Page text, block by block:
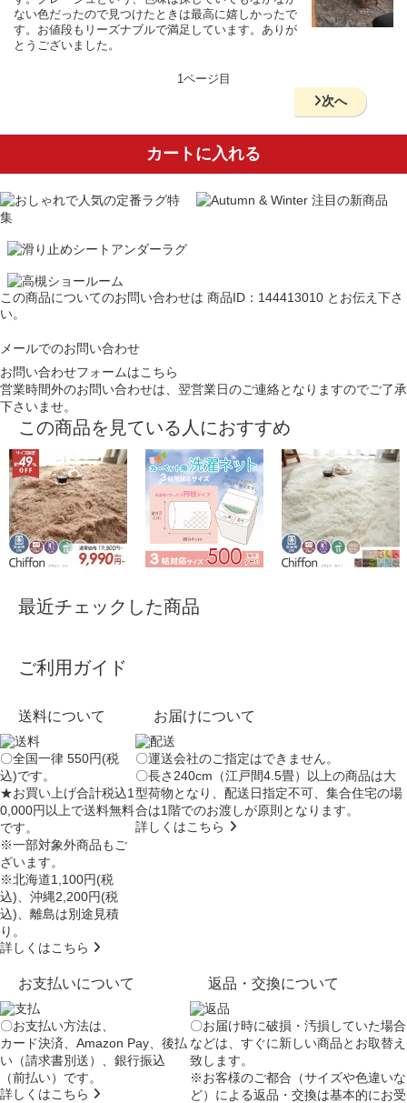
ない色だったので見つけたときは最高に嬉しかったで
す。お値段もリーズナブルで満足しています。ありが
とうございました。
1ページ目
次へ
カートに入れる
この商品についてのお問い合わせは 商品ID：144413010 とお伝え下さ
い。
メールでのお問い合わせ
お問い合わせフォームはこちら
営業時間外のお問い合わせは、翌営業日のご連絡となりますのでご了承
下さいませ。
この商品を見ている人におすすめ
最近チェックした商品
ご利用ガイド
送料について
〇全国一律 550円(税
込)です。
★お買い上げ合計税込1
0,000円以上で送料無料
です。
※一部対象外商品もご
ざいます。
※北海道1,100円(税
込)、沖縄2,200円(税
込)、離島は別途見積
り。
詳しくはこちら
お届けについて
〇運送会社のご指定はできません。
〇長さ240cm（江戸間4.5畳）以上の商品は大
型荷物となり、配送日指定不可 、集合住宅の場
合は1階でのお渡しが原則となります。
詳しくはこちら
お支払いについて
〇お支払い方法は、
カード決済、Amazon Pay、後払
い（請求書別送）、銀行振込
（前払い）です。
詳しくはこちら
返品・交換について
〇お届け時に破損・汚損していた場合
などは、すぐに新しい商品とお取替え
致します。
※お客様のご都合（サイズや色違いな
ど）による返品・交換は基本的にお受